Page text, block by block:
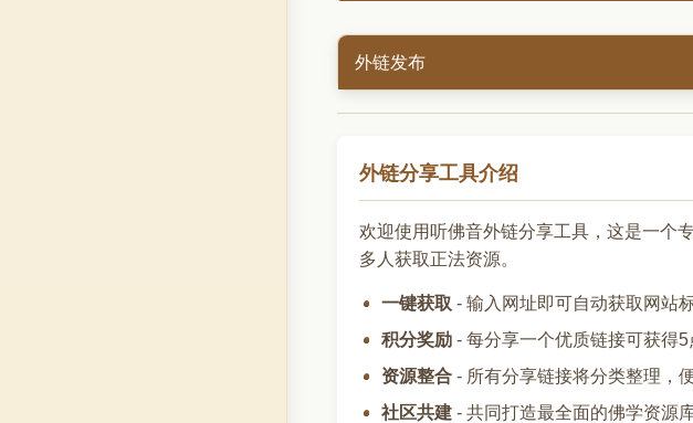
外链发布
外链分享工具介绍
欢迎使用听佛音外链分享工具，这是一个
多人获取正法资源。
一键获取 - 输入网址即可自动获取网站
积分奖励 - 每分享一个优质链接可获得5
资源整合 - 所有分享链接将分类整理，
社区共建 - 共同打造最全面的佛学资源